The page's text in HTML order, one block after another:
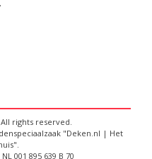
rights reserved.
"Deken.nl | Het
001 895 639 B 70